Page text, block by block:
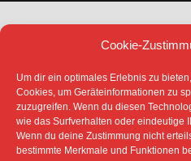
Cookie-
Um dir ein optimales Erlebnis zu
Cookies, um Geräteinformationen zu
zuzugreifen. Wenn du diesen
wie das Surfverhalten oder eindeutige
Wenn du deine Zustimmung nicht
bestimmte Merkmale und Funktionen
DATENSCHUTZ
COOKIE-
SÄMTLICHE TEXTE,